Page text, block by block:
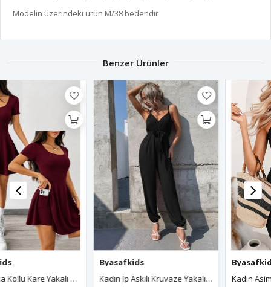
Modelin üzerindeki ürün M/38 bedendir
Benzer Ürünler
Kadın Ip Askılı Kruvaze Yakalı Belden Kuşaklı Uzun Sandy Tulum
Kadın Asimetrik Askılı Mini Kaşkorse Bodycon Tulum